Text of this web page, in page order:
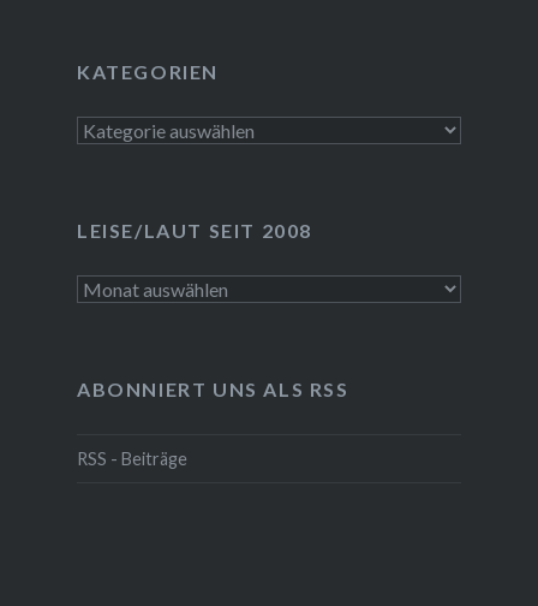
KATEGORIEN
Kategorien
LEISE/LAUT SEIT 2008
LEISE/laut
ABONNIERT UNS ALS RSS
RSS - Beiträge